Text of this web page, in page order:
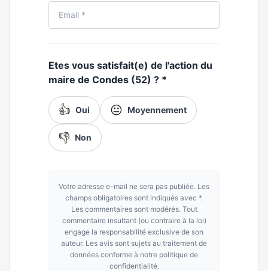
Etes vous satisfait(e) de l'action du
maire de Condes (52) ? *
👍 Oui 😐 Moyennement
👎 Non
Votre adresse e-mail ne sera pas publiée. Les
champs obligatoires sont indiqués avec *.
Les commentaires sont modérés. Tout
commentaire insultant (ou contraire à la loi)
engage la responsabilité exclusive de son
auteur. Les avis sont sujets au traitement de
données conforme à notre politique de
confidentialité.